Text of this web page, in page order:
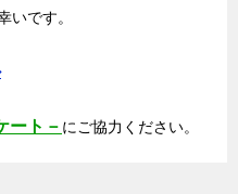
いです。
ート－ にご協力ください。